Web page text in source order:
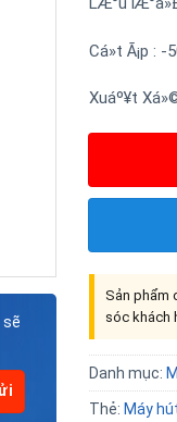
Cá»t Ã¡p :
Xuáº¥t
Sản phẩm
sóc khách
Danh mục:
Thẻ: Máy